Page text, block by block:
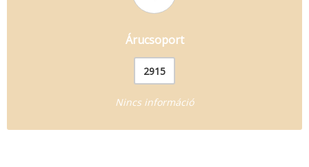
Árucsoport
2915
Nincs információ